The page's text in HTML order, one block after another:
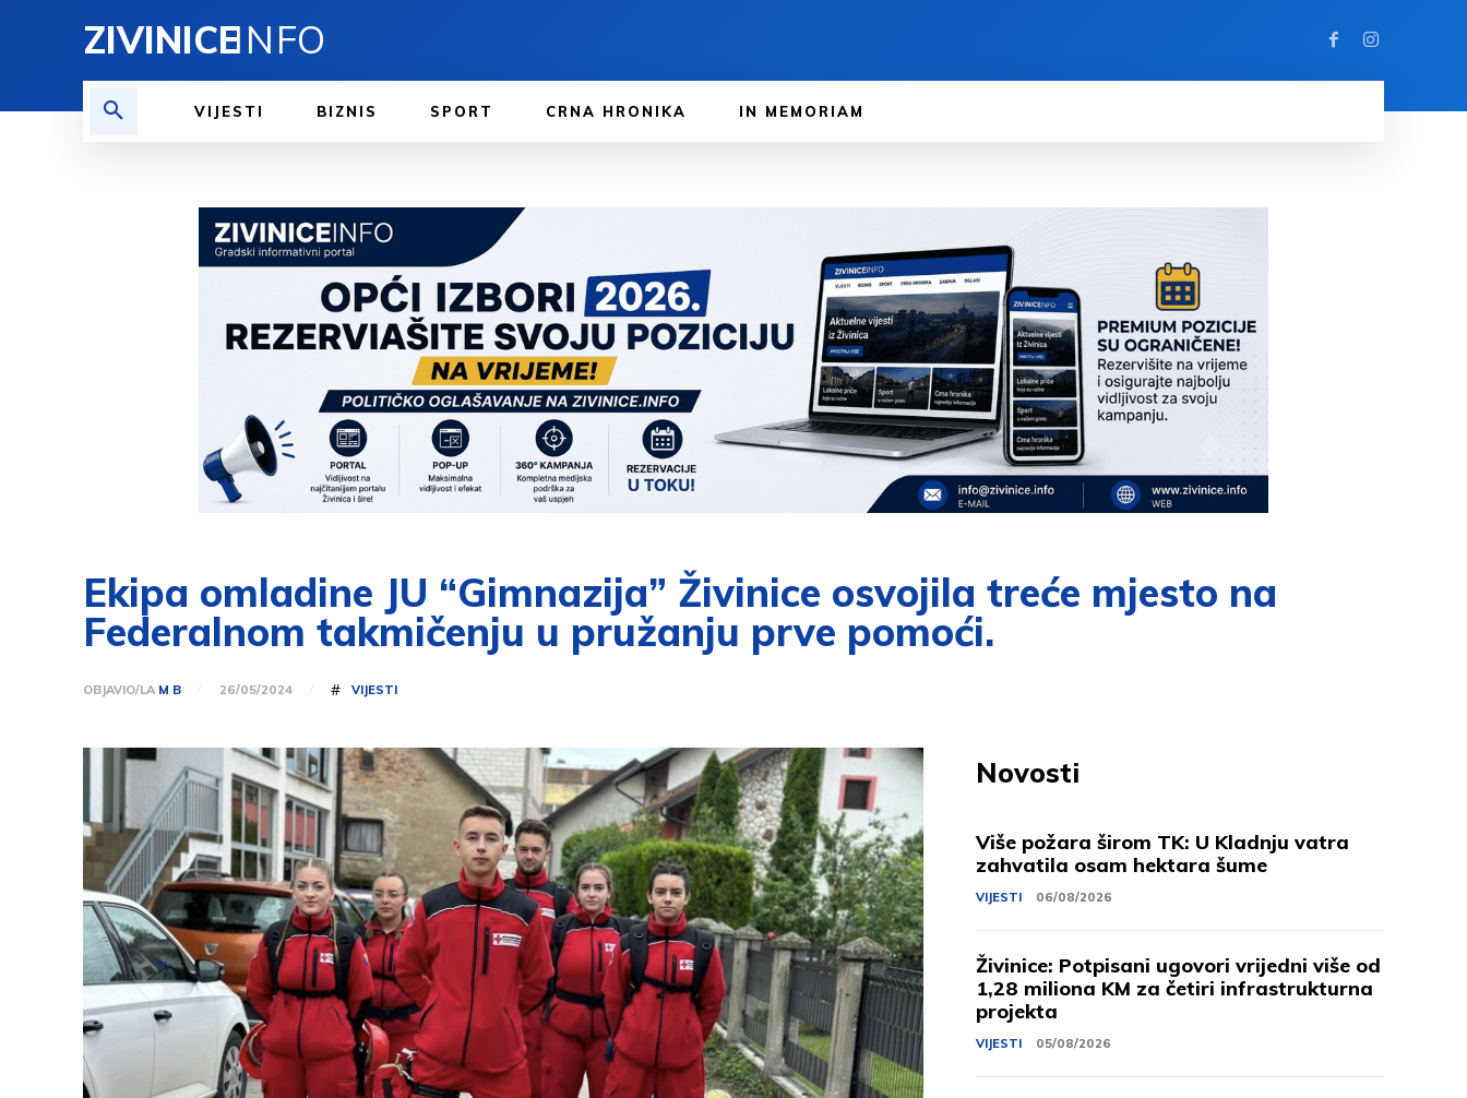
ZIVINICEINFO
VIJESTI BIZNIS SPORT CRNA HRONIKA IN MEMORIAM
Ekipa omladine JU “Gimnazija” Živinice osvojila treće mjesto na
Federalnom takmičenju u pružanju prve pomoći.
OBJAVIO/LA M B 26/05/2024 # VIJESTI
Novosti
Više požara širom TK: U Kladnju vatra
zahvatila osam hektara šume
VIJESTI 06/08/2026
Živinice: Potpisani ugovori vrijedni više od
1,28 miliona KM za četiri infrastrukturna
projekta
VIJESTI 05/08/2026